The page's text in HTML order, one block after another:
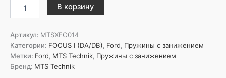
товара
Technik
Комплект
пружин
с
занижением
В корзину
Артикул: MTSXFO014
Категории: FOCUS I (DA/DB), Ford, Пружины с занижением
Метки: Ford, MTS Technik, Пружины с занижением
Бренд: MTS Technik